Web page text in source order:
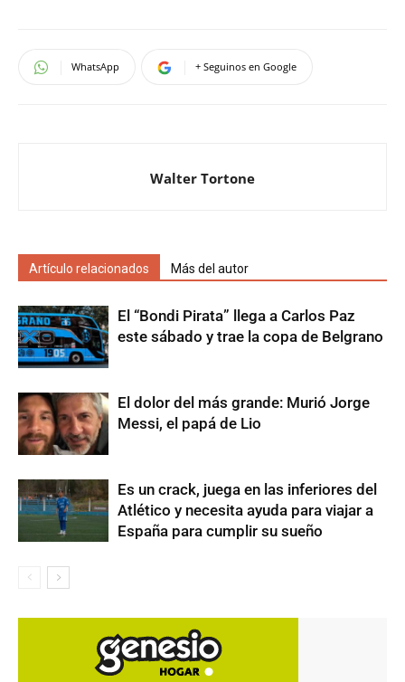
WhatsApp + Seguinos en Google
Walter Tortone
Artículo relacionados Más del autor
El “Bondi Pirata” llega a Carlos Paz
este sábado y trae la copa de Belgrano
El dolor del más grande: Murió Jorge
Messi, el papá de Lio
Es un crack, juega en las inferiores del
Atlético y necesita ayuda para viajar a
España para cumplir su sueño